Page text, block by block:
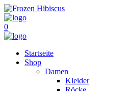
0
Startseite
Shop
Damen
Kleider